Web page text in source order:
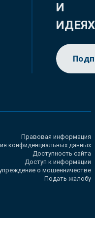
И
ИДЕЯХ
Правовая информация
конфиденциальных данных
Доступность сайта
Доступ к информации
о мошенничестве
Подать жалобу